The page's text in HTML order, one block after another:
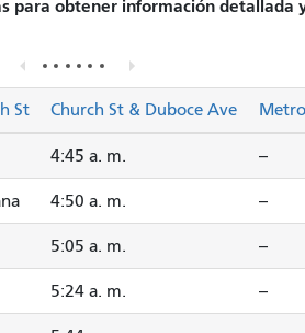
para obtener información
St Church St & Duboce Ave
4:45 a. m. --
4:50 a. m. --
5:05 a. m. --
5:24 a. m. --